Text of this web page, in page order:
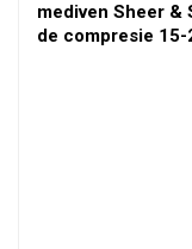
mediven Sheer &
de compresie 15-